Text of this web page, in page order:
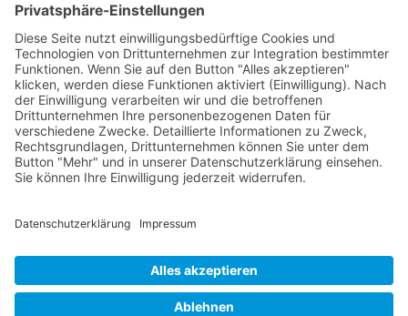
Es gibt keinen Islam und Islamismus. Es gibt nur
einen Islam. Wer etwas anderes sagt, beleidigt den
Islam.“ Das sagt der türkische Präsident Recep
Tayyip Erdogan. Bekannte Islam-Experten wie
Ahmad_Mansour, […]
KONTAKT